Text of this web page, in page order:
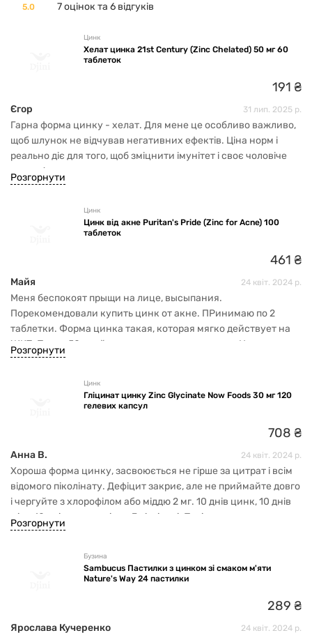
5.0 7 оцінок та 6 відгуків
Цинк
Хелат цинка 21st Century (Zinc Chelated) 50 мг 60
таблеток
191 ₴
Єгор 31 лип. 2025 р.
Гарна форма цинку - хелат. Для мене це особливо важливо,
щоб шлунок не відчував негативних ефектів. Ціна норм і
реально діє для того, щоб зміцнити імунітет і своє чоловіче
здоров'я.
Розгорнути
Цинк
Цинк від акне Puritan's Pride (Zinc for Acne) 100
таблеток
461 ₴
Майя 24 квіт. 2024 р.
Меня беспокоят прыщи на лице, высыпания.
Порекомендовали купить цинк от акне. ПРинимаю по 2
таблетки. Форма цинка такая, которая мягко действует на
ЖКТ. После 50 прийомов я заметила результат. Но кроме
таблеток я еще купила специальную мазь от акне, убрала из
Розгорнути
Цинк
Гліцинат цинку Zinc Glycinate Now Foods 30 мг 120
гелевих капсул
708 ₴
Анна В. 24 квіт. 2024 р.
Хороша форма цинку, засвоюється не гірше за цитрат і всім
відомого піколінату. Дефіцит закриє, але не приймайте довго
і чергуйте з хлорофілом або міддю 2 мг. 10 днів цинк, 10 днів
мідь, 10 днів перерва і так 3-4 місяці. Потім можна пити за
такою ж схемою раз на три місяці для профілактики. Волосся
Розгорнути
Бузина
Sambucus Пастилки з цинком зі смаком м'яти
Nature's Way 24 пастилки
289 ₴
Ярослава Кучеренко 24 квіт. 2024 р.